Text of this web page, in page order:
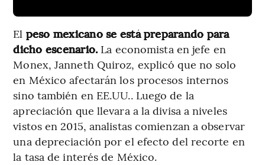
El peso mexicano se está preparando para
dicho escenario. La economista en jefe en
Monex, Janneth Quiroz, explicó que no solo
en México afectarán los procesos internos
sino también en EE.UU.. Luego de la
apreciación que llevara a la divisa a niveles
vistos en 2015, analistas comienzan a observar
una depreciación por el efecto del recorte en
la tasa de interés de México.